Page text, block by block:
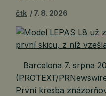
čtk 7. 8. 2026
Barcelona 7. srpna
(PROTEXT/
První kresba